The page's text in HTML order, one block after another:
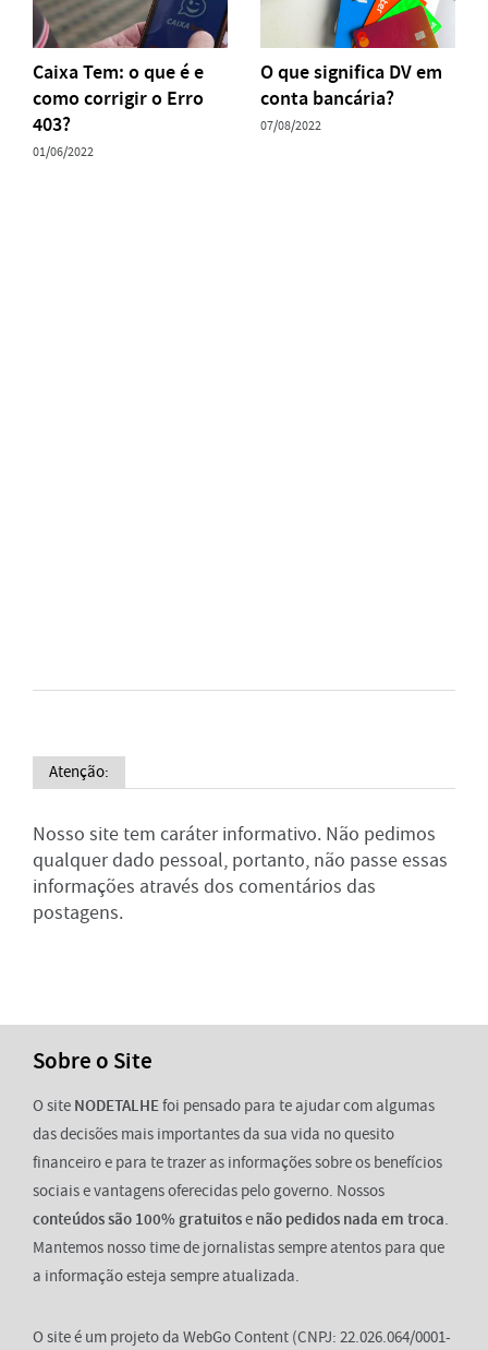
Caixa Tem: o que é e
como corrigir o Erro
403?
01/06/2022
O que significa DV em
conta bancária?
07/08/2022
Atenção:
Nosso site tem caráter informativo. Não pedimos
qualquer dado pessoal, portanto, não passe essas
informações através dos comentários das
postagens.
Sobre o Site
O site NODETALHEfoi pensado para te ajudar com algumas
das decisões mais importantes da sua vida no quesito
financeiro e para te trazer as informações sobre os benefícios
sociais e vantagens oferecidas pelo governo. Nossos
conteúdos são 100% gratuitose não pedidos nada em troca.
Mantemos nosso time de jornalistas sempre atentos para que
a informação esteja sempre atualizada.
O site é um projeto da WebGo Content (CNPJ: 22.026.064/0001-